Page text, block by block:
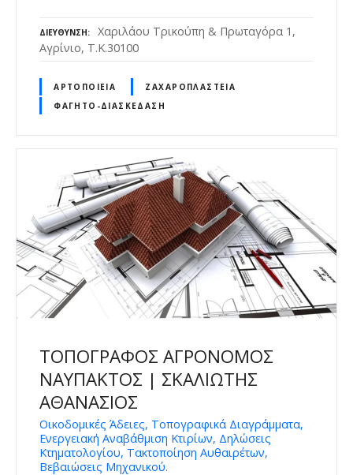
ΔΙΕΎΘΥΝΣΗ
Χαριλάου Τρικούπη & Πρωταγόρα 1,
Αγρίνιο, Τ.Κ.30100
ΑΡΤΟΠΟΙΕΊΑ
ΖΑΧΑΡΟΠΛΑΣΤΕΊΑ
ΦΑΓΗΤΌ-ΔΙΑΣΚΈΔΑΣΗ
ΤΟΠΟΓΡΑΦΟΣ ΑΓΡΟΝΟΜΟΣ
ΝΑΥΠΑΚΤΟΣ | ΣΚΑΛΙΩΤΗΣ
ΑΘΑΝΑΣΙΟΣ
Οικοδομικές Άδειες, Τοπογραφικά Διαγράμματα,
Ενεργειακή Αναβάθμιση Κτιρίων, Δηλώσεις
Κτηματολογίου, Τακτοποίηση Αυθαιρέτων,
Βεβαιώσεις Μηχανικού.